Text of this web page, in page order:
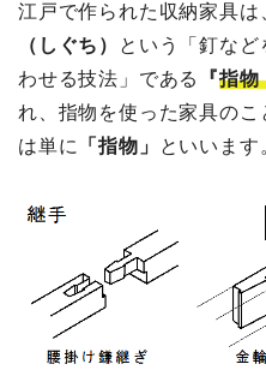
江戸で作られた収納家具は
（しぐち）
という「釘な
わせる技法」である
『指物
れ、指物を使った家具のこ
は単に 「指物」 といいます